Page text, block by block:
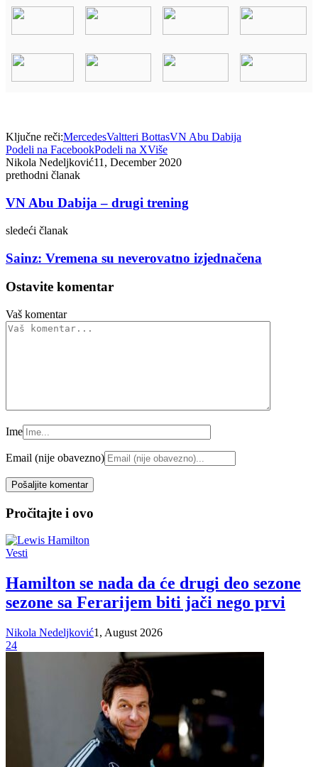
Ključne reči:MercedesValtteri BottasVN Abu Dabija
Podeli na FacebookPodeli na XViše
Nikola Nedeljković11, December 2020
prethodni članak
VN Abu Dabija – drugi trening
sledeći članak
Sainz: Vremena su neverovatno izjednačena
Ostavite komentar
Vaš komentar
Ime
Email (nije obavezno)
Pročitajte i ovo
Vesti
Hamilton se nada da će drugi deo sezone
sezone sa Ferarijem biti jači nego prvi
Nikola Nedeljković1, August 2026
24